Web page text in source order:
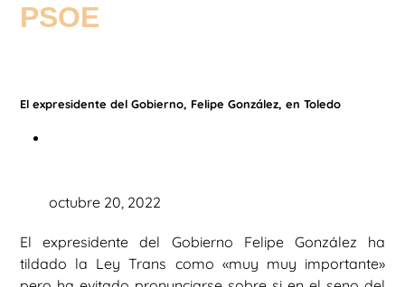
PSOE
El expresidente del Gobierno, Felipe González, en Toledo
octubre 20, 2022
El expresidente del Gobierno Felipe González ha
tildado la Ley Trans como «muy muy importante»